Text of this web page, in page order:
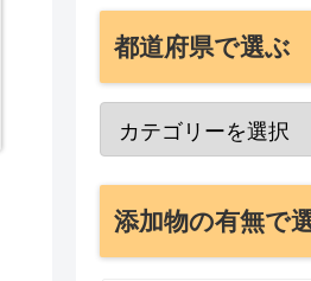
都道府県で選ぶ
添加物の有無で